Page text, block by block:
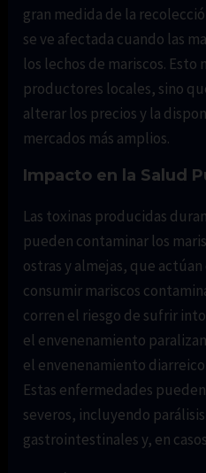
gran medida de la
se ve afectada cuando las
los lechos de mariscos. Esto
productores locales, sino
alterar los precios y la
mercados más amplios.
Impacto en la Salud
Las toxinas producidas
pueden contaminar los
ostras y almejas, que
consumir mariscos
corren el riesgo de sufrir
el envenenamiento
el envenenamiento
Estas enfermedades
severos, incluyendo
gastrointestinales y, en